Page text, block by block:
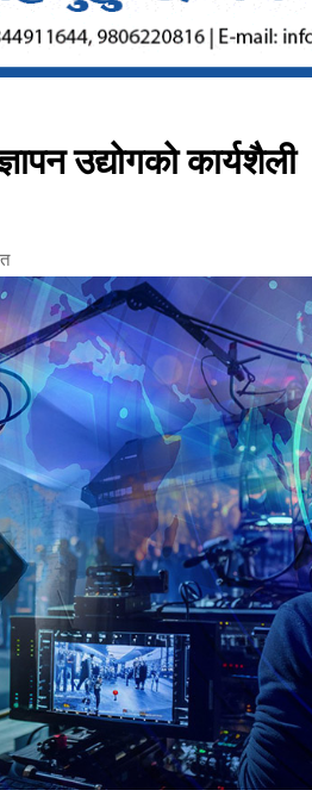
उद्योगको कार्यशैली